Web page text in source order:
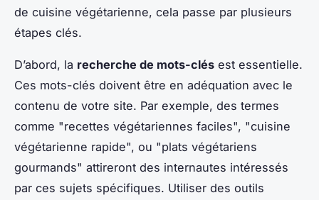
de cuisine végétarienne, cela passe par plusieurs
étapes clés.
D’abord, la recherche de mots-clés est essentielle.
Ces mots-clés doivent être en adéquation avec le
contenu de votre site. Par exemple, des termes
comme "recettes végétariennes faciles", "cuisine
végétarienne rapide", ou "plats végétariens
gourmands" attireront des internautes intéressés
par ces sujets spécifiques. Utiliser des outils